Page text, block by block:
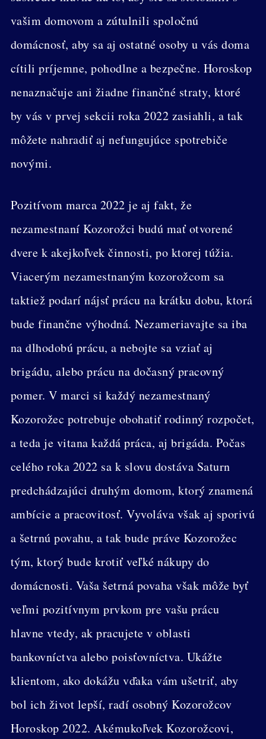
vašim domovom a zútulnili spoločnú
domácnosť, aby sa aj ostatné osoby u vás doma
cítili príjemne, pohodlne a bezpečne. Horoskop
nenaznačuje ani žiadne finančné straty, ktoré
by vás v prvej sekcii roka 2022 zasiahli, a tak
môžete nahradiť aj nefungujúce spotrebiče
novými.
Pozitívom marca 2022 je aj fakt, že
nezamestnaní Kozorožci budú mať otvorené
dvere k akejkoľvek činnosti, po ktorej túžia.
Viacerým nezamestnaným kozorožcom sa
taktiež podarí nájsť prácu na krátku dobu, ktorá
bude finančne výhodná. Nezameriavajte sa iba
na dlhodobú prácu, a nebojte sa vziať aj
brigádu, alebo prácu na dočasný pracovný
pomer. V marci si každý nezamestnaný
Kozorožec potrebuje obohatiť rodinný rozpočet,
a teda je vitana každá práca, aj brigáda. Počas
celého roka 2022 sa k slovu dostáva Saturn
predchádzajúci druhým domom, ktorý znamená
ambície a pracovitosť. Vyvoláva však aj sporivú
a šetrnú povahu, a tak bude práve Kozorožec
tým, ktorý bude krotiť veľké nákupy do
domácnosti. Vaša šetrná povaha však môže byť
veľmi pozitívnym prvkom pre vašu prácu
hlavne vtedy, ak pracujete v oblasti
bankovníctva alebo poisťovníctva. Ukážte
klientom, ako dokážu vďaka vám ušetriť, aby
bol ich život lepší, radí osobný Kozorožcov
Horoskop 2022. Akémukoľvek Kozorožcovi,